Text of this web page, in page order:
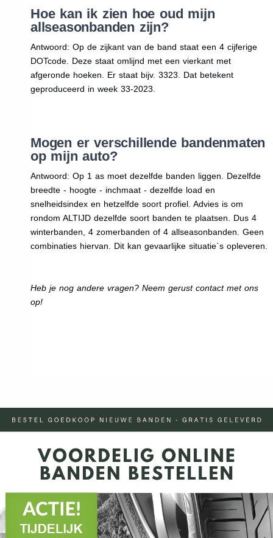
Hoe kan ik zien hoe oud mijn
allseasonbanden zijn?
Antwoord: Op de zijkant van de band staat een 4 cijferige
DOTcode. Deze staat omlijnd met een vierkant met
afgeronde hoeken. Er staat bijv. 3323. Dat betekent
geproduceerd in week 33-2023.
Mogen er verschillende bandenmaten
op mijn auto?
Antwoord: Op 1 as moet dezelfde banden liggen. Dezelfde
breedte - hoogte - inchmaat - dezelfde load en
snelheidsindex en hetzelfde soort profiel. Advies is om
rondom ALTIJD dezelfde soort banden te plaatsen. Dus 4
winterbanden, 4 zomerbanden of 4 allseasonbanden. Geen
combinaties hiervan. Dit kan gevaarlijke situatie`s opleveren.
Heb je nog andere vragen? Neem gerust contact met ons
op!